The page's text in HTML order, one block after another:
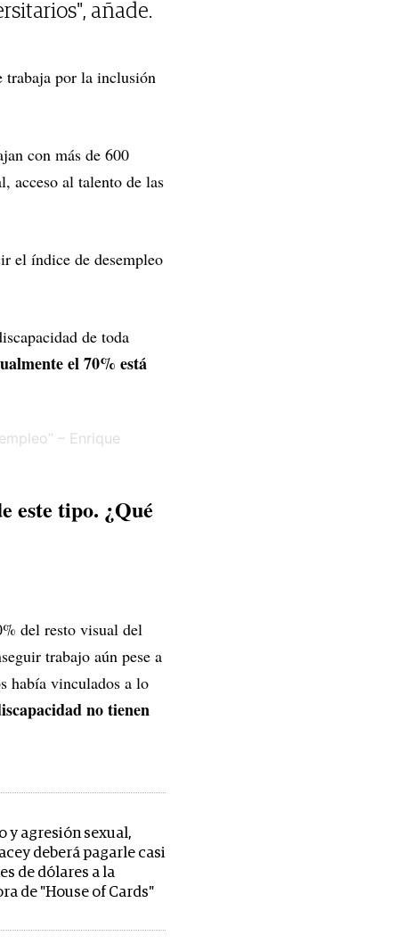
añade.
trabaja por la inclusión
con más de 600
acceso al talento de las
el índice de desempleo
de toda
el 70% está
este tipo. ¿Qué
del resto visual del
trabajo aún pese a
había vinculados a lo
no tienen
y agresión sexual,
deberá pagarle casi
de dólares a la
de "House of Cards"